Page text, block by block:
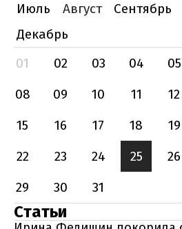
Июль
Август Сентябрь
Декабрь
01
02 03 04 05
08
09 10 11 12
15
16 17 18 19
22
23 24 25 26
29
30 31
Статьи